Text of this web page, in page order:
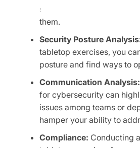
サイバーセキュリティにおける
安全衛生
環境の持続可能性
電子廃棄物
レジリエンス
根本原因解析
サービスのステータス
spots before
them.
Security Posture
tabletop exercises, you
posture and find ways to
Communication Analysis:
for cybersecurity can
issues among teams or
hamper your ability to
Compliance: Conducting